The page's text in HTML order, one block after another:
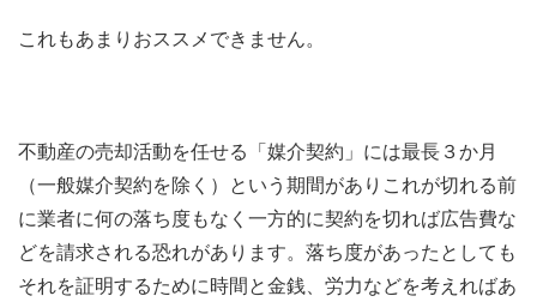
これもあまりおススメできません。
不動産の売却活動を任せる「媒介契約」には最長３か月
（一般媒介契約を除く）という期間がありこれが切れる前
に業者に何の落ち度もなく一方的に契約を切れば広告費な
どを請求される恐れがあります。落ち度があったとしても
それを証明するために時間と金銭、労力などを考えればあ